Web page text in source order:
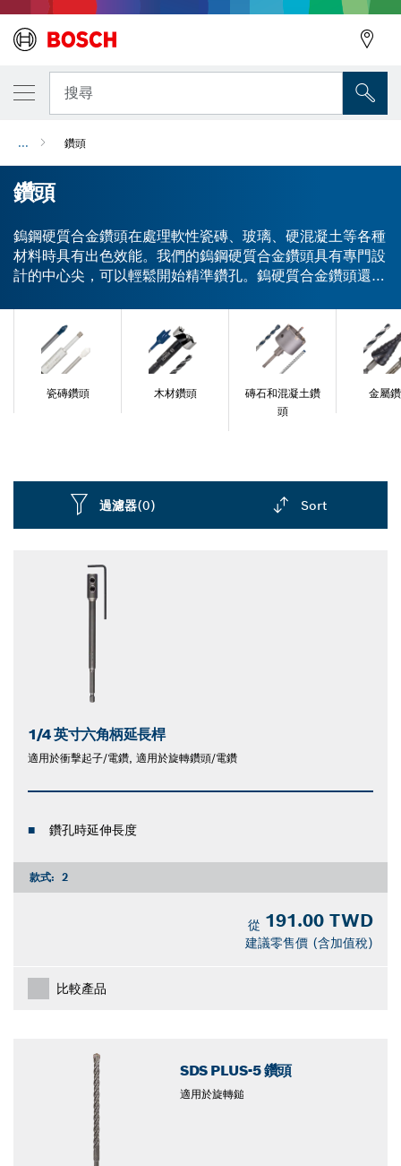
搜尋
... 鑽頭
鑽頭
鎢鋼硬質合金鑽頭在處理軟性瓷磚、玻璃、硬混凝土等各種
材料時具有出色效能。我們的鎢鋼硬質合金鑽頭具有專門設
計的中心尖，可以輕鬆開始精準鑽孔。鎢硬質合金鑽頭還具
質合金鑽頭有各種刀柄，適用於旋轉鑽頭或衝擊電鑽、電鑽
以及螺絲起子。大多數 Bosch 鎢鋼硬質合金鑽頭都適用於
我們的鑽頭，並且可以單獨提供或以套組方式提供。我們提
供各種鎢鋼硬質合金鑽頭，在鑽孔時展現出色效能。
瓷磚鑽頭 木材鑽頭
磚石和混凝土鑽
頭
金屬
過濾器(0) Sort
1/4 英寸六角柄延長桿
適用於衝擊起子/電鑽, 適用於旋轉鑽頭/電鑽
鑽孔時延伸長度
款式: 2
從 191.00 TWD
建議零售價 (含加值稅)
比較產品
SDS PLUS-5 鑽頭
適用於旋轉鎚